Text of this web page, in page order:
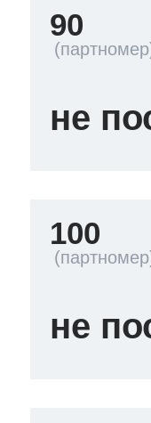
90
не
100
не